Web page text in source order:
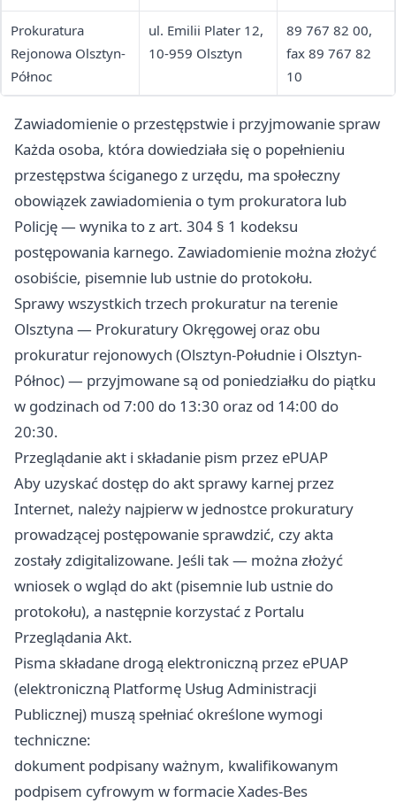
Prokuratura
Rejonowa Olsztyn-
Północ
ul. Emilii Plater 12,
10-959 Olsztyn
89 767 82 00,
fax 89 767 82
10
Zawiadomienie o przestępstwie i przyjmowanie spraw
Każda osoba, która dowiedziała się o popełnieniu
przestępstwa ściganego z urzędu, ma społeczny
obowiązek zawiadomienia o tym prokuratora lub
Policję — wynika to z art. 304 § 1 kodeksu
postępowania karnego. Zawiadomienie można złożyć
osobiście, pisemnie lub ustnie do protokołu.
Sprawy wszystkich trzech prokuratur na terenie
Olsztyna — Prokuratury Okręgowej oraz obu
prokuratur rejonowych (Olsztyn-Południe i Olsztyn-
Północ) — przyjmowane są od poniedziałku do piątku
w godzinach od 7:00 do 13:30 oraz od 14:00 do
20:30.
Przeglądanie akt i składanie pism przez ePUAP
Aby uzyskać dostęp do akt sprawy karnej przez
Internet, należy najpierw w jednostce prokuratury
prowadzącej postępowanie sprawdzić, czy akta
zostały zdigitalizowane. Jeśli tak — można złożyć
wniosek o wgląd do akt (pisemnie lub ustnie do
protokołu), a następnie korzystać z Portalu
Przeglądania Akt.
Pisma składane drogą elektroniczną przez ePUAP
(elektroniczną Platformę Usług Administracji
Publicznej) muszą spełniać określone wymogi
techniczne:
dokument podpisany ważnym, kwalifikowanym
podpisem cyfrowym w formacie Xades-Bes